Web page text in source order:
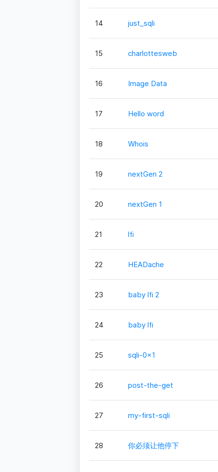
14 just_sqli
15 charlottesweb
16 Image Data
17 Hello word
18 Whois
19 nextGen 2
20 nextGen 1
21 lfi
22 HEADache
23 baby lfi 2
24 baby lfi
25 sqli-0x1
26 post-the-get
27 my-first-sqli
28 你必须让他停下